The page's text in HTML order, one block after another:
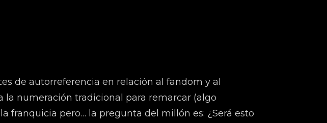
de autorreferencia en relación al fandom y al
la numeración tradicional para remarcar (algo
franquicia pero… la pregunta del millón es: ¿Será esto